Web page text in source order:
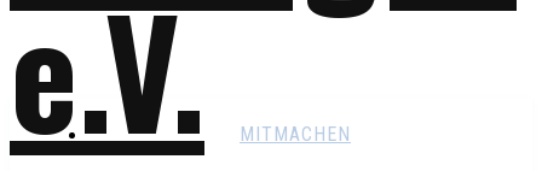
MITMACHEN